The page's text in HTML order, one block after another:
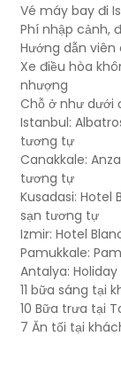
Vé máy bay đi
Phí nhập cảnh,
Hướng dẫn
Xe điều hòa
nhượng
Chỗ ở như dưới
Istanbul:
tương tự
Canakkale:
tương tự
Kusadasi: Hotel
sạn tương tự
Izmir: Hotel
Pamukkale:
Antalya:
11 bữa sáng tại
10 Bữa trưa tại
7 Ăn tối tại